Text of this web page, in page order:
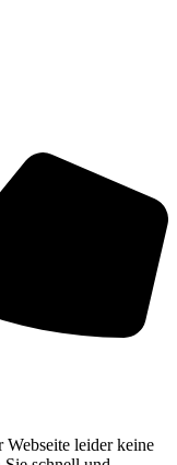
leider keine